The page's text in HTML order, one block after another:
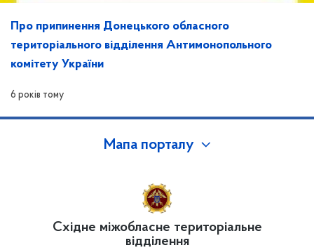
Про припинення Донецького обласного
територіального відділення Антимонопольного
комітету України
6 років тому
Мапа порталу
Східне міжобласне територіальне
відділення